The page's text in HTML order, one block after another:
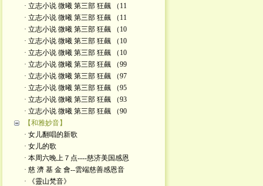
· 立志小说 微曦 第三部 狂飆 （11
· 立志小说 微曦 第三部 狂飆 （11
· 立志小说 微曦 第三部 狂飆 （10
· 立志小说 微曦 第三部 狂飆 （10
· 立志小说 微曦 第三部 狂飆 （10
· 立志小说 微曦 第三部 狂飆 （99
· 立志小说 微曦 第三部 狂飆 （97
· 立志小说 微曦 第三部 狂飆 （95
· 立志小说 微曦 第三部 狂飆 （93
· 立志小说 微曦 第三部 狂飆 （90
【和雅妙音】
· 女儿翻唱的新歌
· 女儿的歌
· 本周六晚上７点----慈济美国感恩
· 慈 濟 基 金 會--雲端慈善感恩音
· 《靈山梵音》